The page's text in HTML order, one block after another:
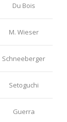
Du Bois
M. Wieser
Schneeberger
Setoguchi
Guerra